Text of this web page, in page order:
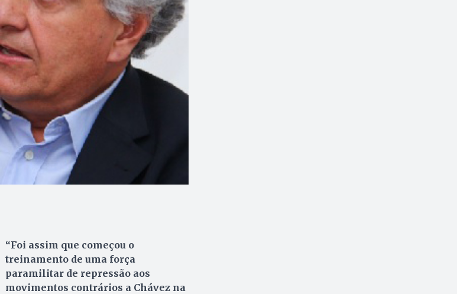
“Foi assim que começou o
treinamento de uma força
paramilitar de repressão aos
movimentos contrários a Chávez na